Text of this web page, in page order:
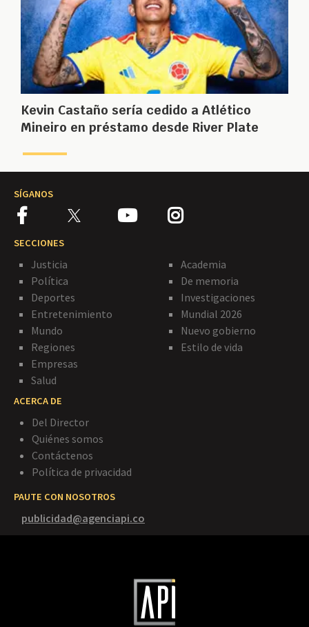
Kevin Castaño sería cedido a Atlético
Mineiro en préstamo desde River Plate
SÍGANOS
SECCIONES
Justicia
Política
Deportes
Entretenimiento
Mundo
Regiones
Empresas
Salud
Academia
De memoria
Investigaciones
Mundial 2026
Nuevo gobierno
Estilo de vida
ACERCA DE
Del Director
Quiénes somos
Contáctenos
Política de privacidad
PAUTE CON NOSOTROS
publicidad@agenciapi.co